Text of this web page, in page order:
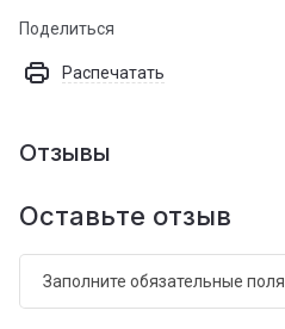
Поделиться
Распечатать
Отзывы
Оставьте отзыв
Заполните обязательные поля